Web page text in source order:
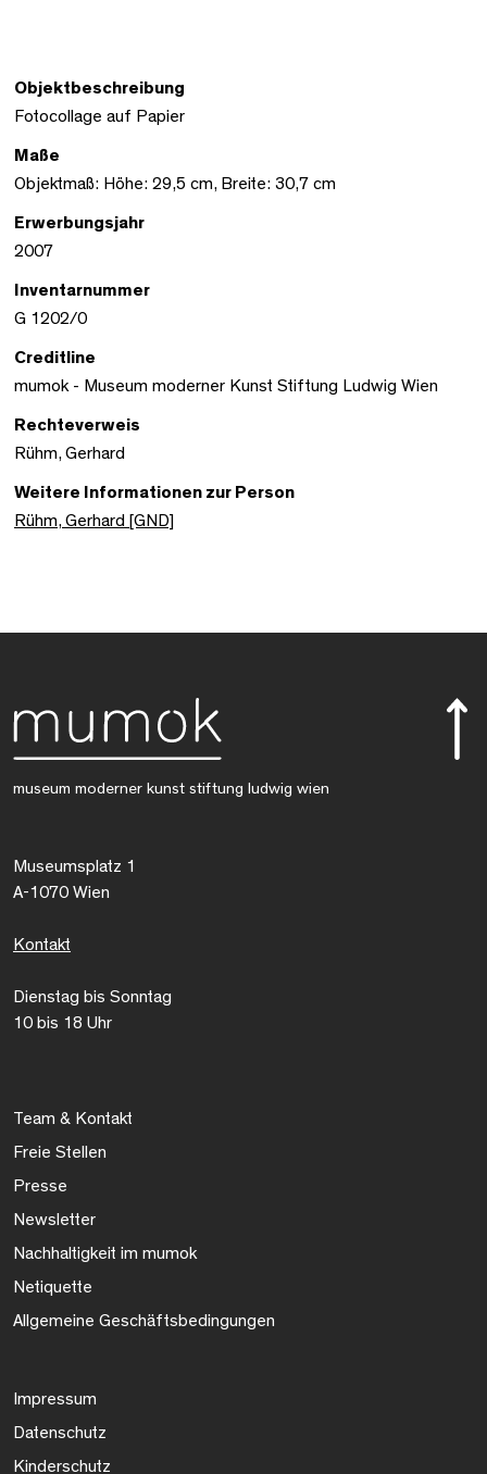
Objektbeschreibung
Fotocollage auf Papier
Maße
Objektmaß: Höhe: 29,5 cm, Breite: 30,7 cm
Erwerbungsjahr
2007
Inventarnummer
G 1202/0
Creditline
mumok - Museum moderner Kunst Stiftung Ludwig Wien
Rechteverweis
Rühm, Gerhard
Weitere Informationen zur Person
Rühm, Gerhard [GND]
museum moderner kunst stiftung ludwig wien
Museumsplatz 1
A-1070 Wien
Kontakt
Dienstag bis Sonntag
10 bis 18 Uhr
Team & Kontakt
Freie Stellen
Presse
Newsletter
Nachhaltigkeit im mumok
Netiquette
Allgemeine Geschäftsbedingungen
Impressum
Datenschutz
Kinderschutz